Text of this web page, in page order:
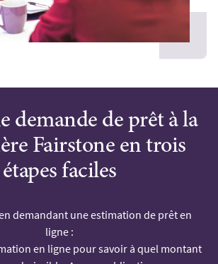
demande de prêt à la
Fairstone en trois
étapes faciles
demandant une estimation de prêt en
ligne :
en ligne pour savoir à quel montant